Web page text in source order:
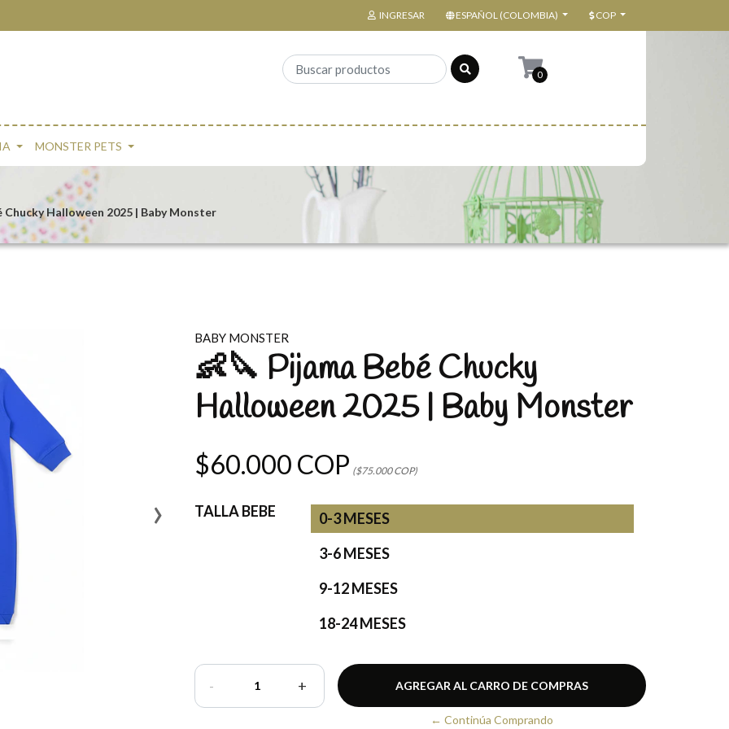
INGRESAR ESPAÑOL (COLOMBIA) COP
0
MONSTER PETS
Chucky Halloween 2025 | Baby Monster
›
BABY MONSTER
👶🔪 Pijama Bebé Chucky
Halloween 2025 | Baby Monster
$60.000 COP ($75.000 COP)
TALLA BEBE
0-3 MESES
3-6 MESES
9-12 MESES
18-24 MESES
- +
← Continúa Comprando